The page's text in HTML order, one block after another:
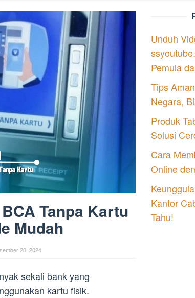
Tanpa Kartu
Mudah
20, 2024
sekali bank yang
kartu fisik.
Unduh
Pemula
Tips
Negara,
Produk
Solusi
Cara
Online
Kantor
Tahu!